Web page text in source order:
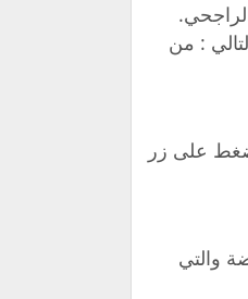
: من
على زر
والتي